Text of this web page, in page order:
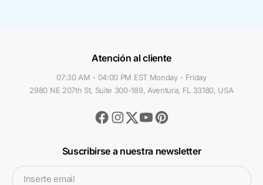
Atención al cliente
07:30 AM - 04:00 PM EST Monday - Friday
2980 NE 207th St, Suite 300-189, Aventura, FL 33180, USA
Facebook
Instagram
TwitterYoutubePinterest
Suscribirse a nuestra newsletter
Inserte email